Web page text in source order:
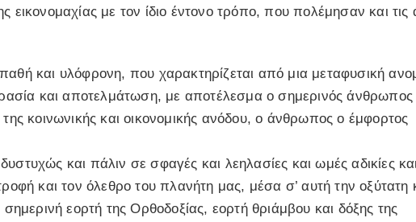
εικονομαχίας με τον ίδιο έντονο τρόπο, που πολέμησαν και τις
και υλόφρονη, που χαρακτηρίζεται από μια μεταφυσική
και αποτελμάτωση, με αποτέλεσμα ο σημερινός άνθρωπος
κοινωνικής και οικονομικής ανόδου, ο άνθρωπος ο έμφορτος
και πάλιν σε σφαγές και λεηλασίες και ωμές αδικίες
και τον όλεθρο του πλανήτη μας, μέσα σ’ αυτή την οξύτατη
εορτή της Ορθοδοξίας, εορτή θριάμβου και δόξης της